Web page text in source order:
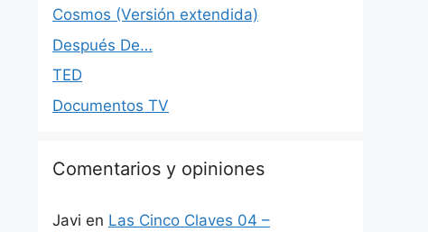
Cosmos (Versión extendida)
Después De…
TED
Documentos TV
Comentarios y opiniones
Javi en Las Cinco Claves 04 –